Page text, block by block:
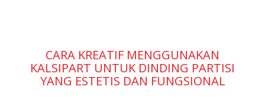
CARA KREATIF MENGGUNAKAN
KALSIPART UNTUK DINDING PARTISI
YANG ESTETIS DAN FUNGSIONAL